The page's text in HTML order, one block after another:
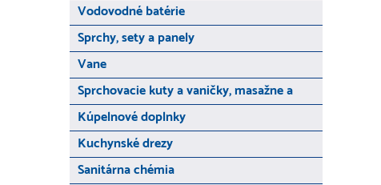
Vodovodné batérie
Sprchy, sety a panely
Vane
Sprchovacie kuty a vaničky, masažne a
Kúpelnové doplnky
Kuchynské drezy
Sanitárna chémia